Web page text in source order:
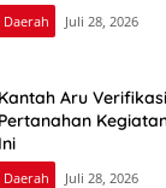
Daerah Juli 28, 2026
Kantah Aru
Pertanahan
Ini
Daerah Juli 28, 2026